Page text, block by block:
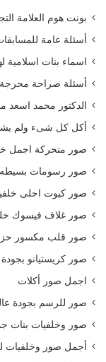
بونت هوم العلامة
أسئلة عامة للمسابقات مع
اسماء بنات اسلامية
أسئلة صراحة محرجة
الدكتور محمد
أكل كل شىء ولم
صور متحركة اجمل
صور رسومات بسيطه
صور كيوت احلى
صور غلاف فيسوك
صور قلب مكسور
صور كريستيانو
اجمل صور أكلات
صور للرسم بجودة
صور وخلفيات بنات
أجمل صور وخلفيات